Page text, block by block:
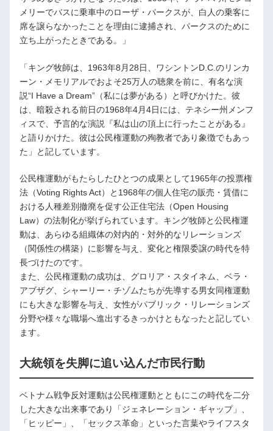
メリーでバスに乗車中のローザ・パークスが、白人の乗客に
席を譲らなかったことを理由に逮捕され、パークスのために
立ち上がったときである。」
「キング牧師は、1963年8月28日、ワシントンD.C.のリンカ
ーン・メモリアルでおよそ25万人の聴衆を前に、有名な演
説“I Have a Dream”（私には夢がある）と呼びかけた。彼
は、暗殺される前日の1968年4月4日には、テネシー州メンフ
ィスで、予言的な演説『私は山の頂上に行ったことがある』
と語りかけた。彼は公民権運動の殉教者であり象徴でもあっ
た」と記しています。
公民権運動がもたらしたひとつの成果として1965年の投票権
法（Voting Rights Act）と1968年の個人住宅の販売・賃借に
おける人種差別撤廃を促す公正住宅法（Open Housing
Law）の法制化が挙げられています。キング牧師と公民権運
動は、あらゆる組織体の対内的・対外的なリレーションズ
（関係性の構築）に影響を与え、変化と権限委譲の時代を特
長づけたのです。
また、公民権運動の成功は、グロリア・スタイネム、ベラ・
アブザグ、シャーリー・チゾムたちが先導する男女同権運動
にも大きな影響を与え、女性がパブリック・リレーションズ
分野や様々な職場へ進出するきっかけともなったと記してい
ます。
大統領を失脚に追い込んだ市民行動
ベトナム戦争反対運動は公民権運動とともにこの時代を二分
した大きな出来事であり「ジェネレーション・ギャップ」、
「ヒッピー」、「セックス革命」といった言葉やライフスタ